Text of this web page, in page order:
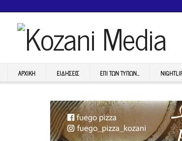
ΑΡΧΙΚΉ ΕΙΔΉΣΕΙΣ ΕΠI ΤΩΝ ΤΥΠΩΝ…